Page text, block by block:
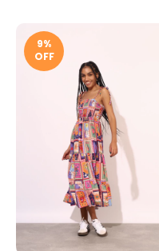
9%
OFF